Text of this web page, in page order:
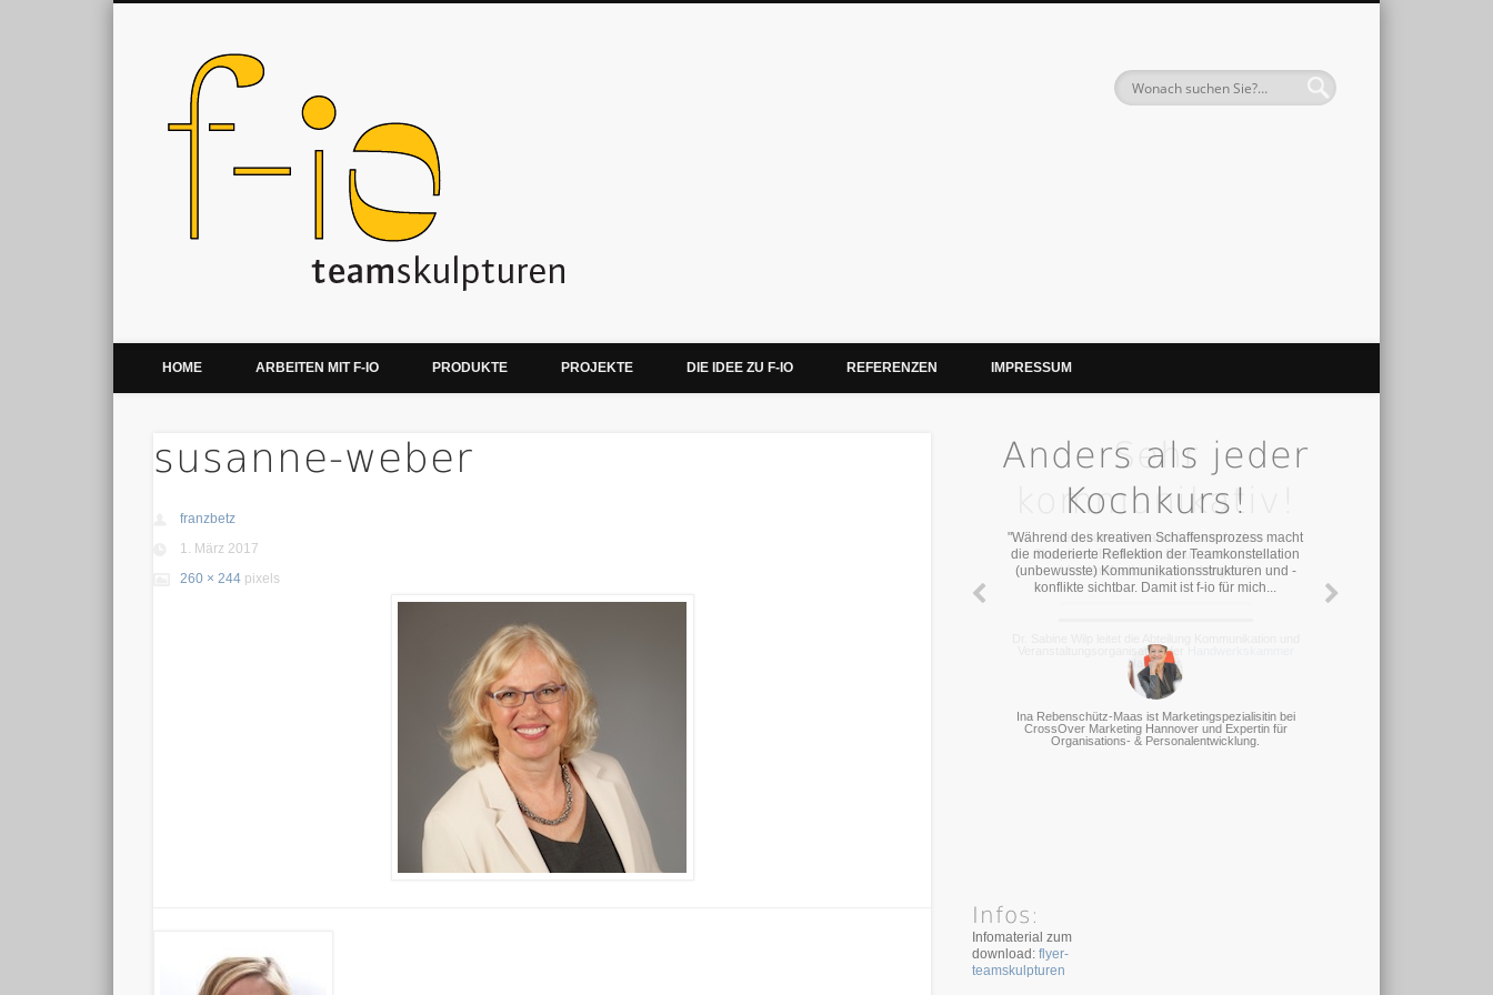
Kreative Teamentwicklung & Teamevents
HOME ARBEITEN MIT F-IO PRODUKTE PROJEKTE DIE IDEE ZU F-IO REFERENZEN IMPRESSUM
susanne-weber
franzbetz
1. März 2017
260 × 244 pixels
Sehr
kommunikativ!
"Sehr kommunikativ! Ich werde den
Skulpturenbaukasten für unsere nächste
Vorstandssitzung vorschlagen."
Veranstaltungsorganisation der
Hannover
Anders als jeder
Kochkurs!
"Während des kreativen Schaffensprozess macht
die moderierte Reflektion der Teamkonstellation
(unbewusste) Kommunikationsstrukturen und -
konflikte sichtbar. Damit ist f-io für mich...
Ina Rebenschütz-Maas ist Marketingspezialisitin bei
CrossOver Marketing Hannover und Expertin für
Organisations- & Personalentwicklung.
Infos:
Infomaterial zum
download: flyer-
teamskulpturen